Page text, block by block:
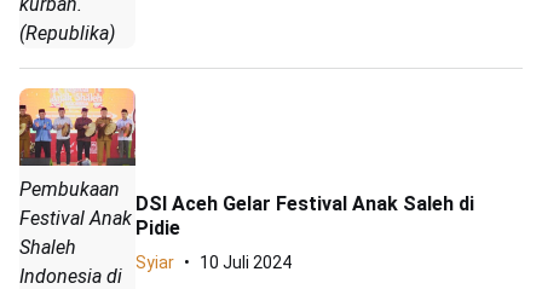
(Republika)
Pembukaan
Festival Anak
Shaleh
Indonesia di
DSI Aceh Gelar Festival Anak Saleh di
Pidie
Syiar 10 Juli 2024